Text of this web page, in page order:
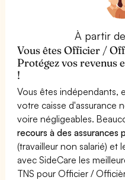
À partir
Vous êtes Officier /
Protégez vos revenus
!
Vous êtes indépendants,
votre caisse d'assurance
voire négligeables.
recours à des assurances
(travailleur non salarié) et
avec SideCare les
TNS pour Officier /